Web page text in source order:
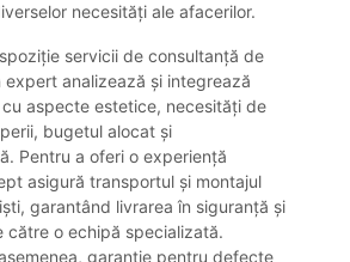
necesități ale afacerilor.
servicii de consultanță de
analizează și integrează
aspecte estetice, necesități de
bugetul alocat și
Pentru a oferi o experiență
asigură transportul și montajul
garantând livrarea în siguranță și
către o echipă specializată.
garanție pentru defecte